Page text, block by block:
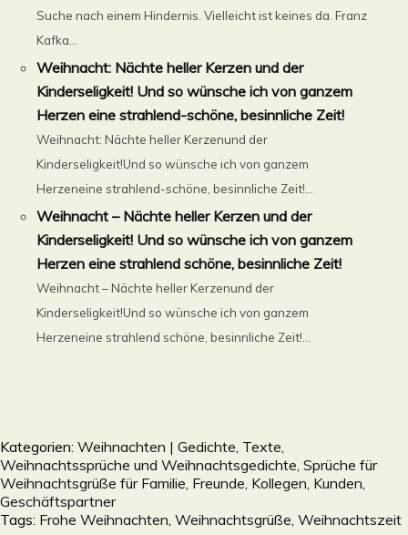
Suche nach einem Hindernis. Vielleicht ist keines da. Franz
Kafka...
Weihnacht: Nächte heller Kerzen und der
Kinderseligkeit! Und so wünsche ich von ganzem
Herzen eine strahlend-schöne, besinnliche Zeit!
Weihnacht: Nächte heller Kerzenund der
Kinderseligkeit!Und so wünsche ich von ganzem
Herzeneine strahlend-schöne, besinnliche Zeit!...
Weihnacht – Nächte heller Kerzen und der
Kinderseligkeit! Und so wünsche ich von ganzem
Herzen eine strahlend schöne, besinnliche Zeit!
Weihnacht – Nächte heller Kerzenund der
Kinderseligkeit!Und so wünsche ich von ganzem
Herzeneine strahlend schöne, besinnliche Zeit!...
Kategorien: Weihnachten | Gedichte, Texte,
Weihnachtssprüche und Weihnachtsgedichte, Sprüche für
Weihnachtsgrüße für Familie, Freunde, Kollegen, Kunden,
Geschäftspartner
Tags: Frohe Weihnachten Weihnachtsgrüße Weihnachtszeit